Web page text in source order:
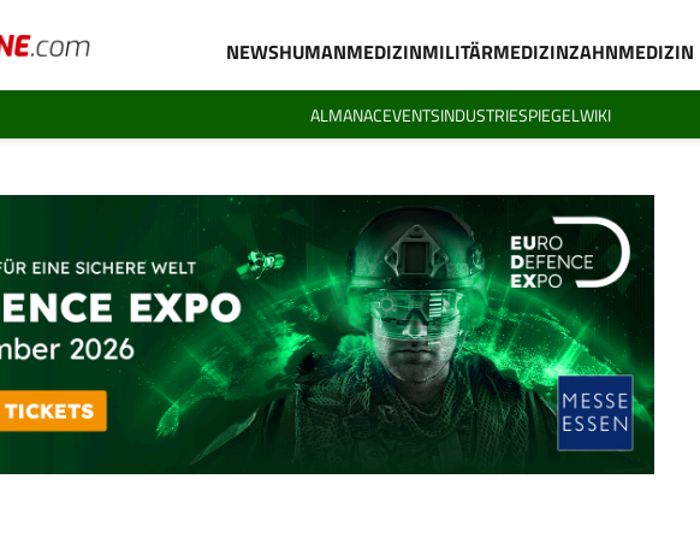
NEWSHUMANMEDIZINMILITÄRMEDIZINZAHNMEDIZIN
ALMANACEVENTSINDUSTRIESPIEGELWIKI